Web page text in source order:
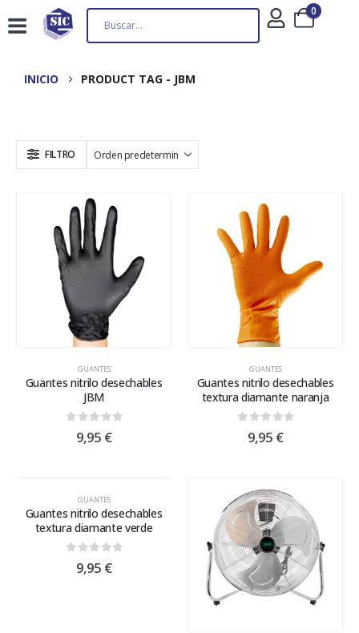
0
INICIO PRODUCT TAG - JBM
FILTRO
GUANTES
Guantes nitrilo desechables
JBM
out of 5
9,95 €
GUANTES
Guantes nitrilo desechables
textura diamante naranja
out of 5
9,95 €
GUANTES
Guantes nitrilo desechables
textura diamante verde
out of 5
9,95 €